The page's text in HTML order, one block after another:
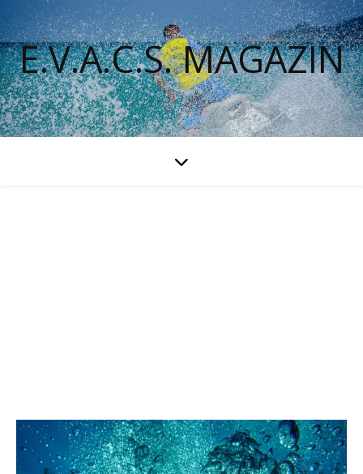
E.V.A.C.S. MAGAZIN